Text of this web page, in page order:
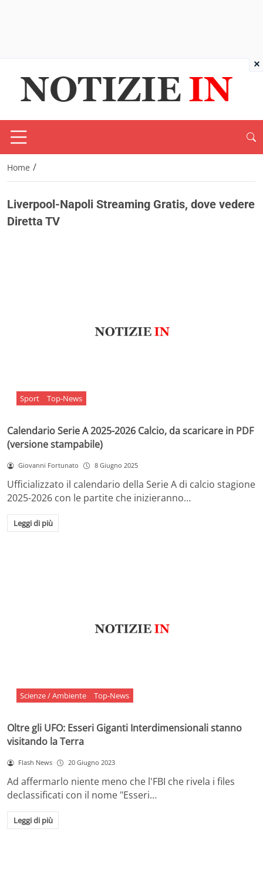
Home /
Liverpool-Napoli Streaming Gratis, dove vedere
Diretta TV
Sport Top-News
Calendario Serie A 2025-2026 Calcio, da scaricare in PDF
(versione stampabile)
Giovanni Fortunato 8 Giugno 2025
Ufficializzato il calendario della Serie A di calcio stagione
2025-2026 con le partite che inizieranno…
Leggi di più
Scienze / Ambiente Top-News
Oltre gli UFO: Esseri Giganti Interdimensionali stanno
visitando la Terra
Flash News 20 Giugno 2023
Ad affermarlo niente meno che l'FBI che rivela i files
declassificati con il nome "Esseri…
Leggi di più
×